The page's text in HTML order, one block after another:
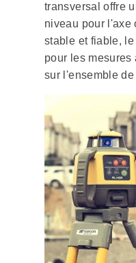
transversal offre
niveau pour l'axe
stable et fiable, le
pour les
sur l'ensemble de